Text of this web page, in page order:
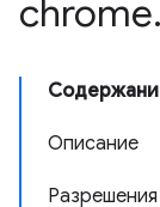
chrome.
Описание
Разрешения